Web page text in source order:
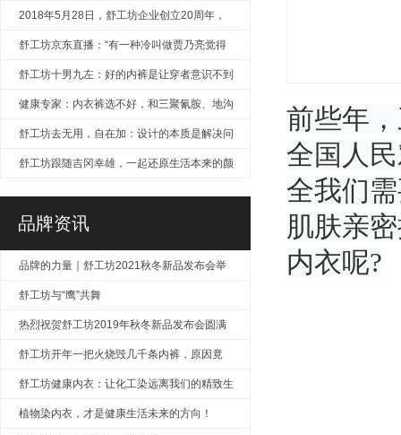
美
2018年5月28日，舒工坊企业创立20周年，
风华正茂
舒工坊京东直播：“有一种冷叫做贾乃亮觉得
你冷”
舒工坊十男九左：好的内裤是让穿者意识不到
产品的存在
健康专家：内衣裤选不好，和三聚氰胺、地沟
油无异！
舒工坊去无用，自在加：设计的本质是解决问
题
舒工坊跟随吉冈幸雄，一起还原生活本来的颜
品牌资讯
品牌的力量｜舒工坊2021秋冬新品发布会举
行
舒工坊与“鹰”共舞
热烈祝贺舒工坊2019年秋冬新品发布会圆满
成功
舒工坊开年一把火烧毁几千条内裤，原因竟
是……
舒工坊健康内衣：让化工染远离我们的精致生
活
植物染内衣，才是健康生活未来的方向！
前些年
全国人
全我们
肌肤亲
内衣呢?